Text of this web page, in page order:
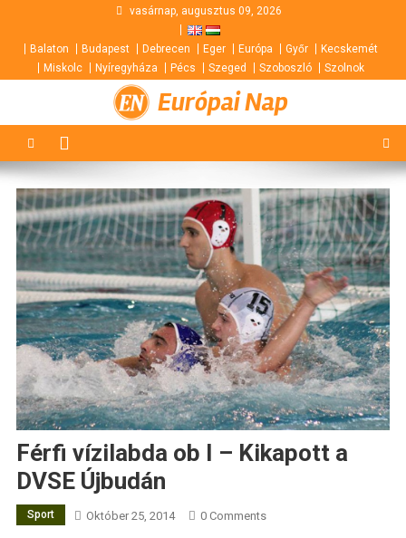
content
vasárnap, augusztus 09, 2026
Balaton Budapest Debrecen Eger Európa Győr
Kecskemét
Miskolc
Nyíregyháza Pécs Szeged Szoboszló Szolnok
Európai Nap
Férfi vízilabda ob I – Kikapott a
DVSE Újbudán
Sport Október 25, 2014 0 Comments